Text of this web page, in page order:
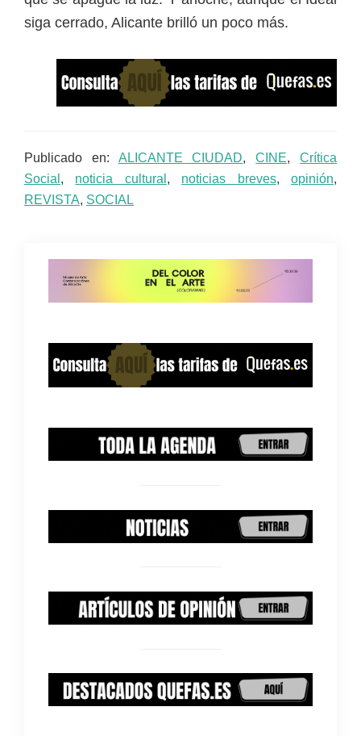
siga cerrado, Alicante brilló un poco más.
Publicado en: ALICANTE CIUDAD,CINE,Crítica
Social , noticia cultural , noticias breves,opinión,
REVISTA, SOCIAL